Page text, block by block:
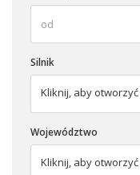
Silnik
Kliknij, aby
Województwo
Kliknij, aby